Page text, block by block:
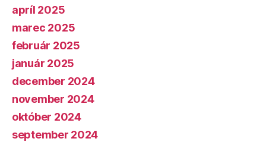
apríl 2025
marec 2025
február 2025
január 2025
december 2024
november 2024
október 2024
september 2024